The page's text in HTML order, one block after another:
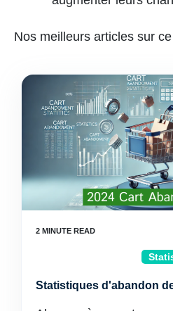
Nos meilleurs articles sur
Statistiques d'abandon